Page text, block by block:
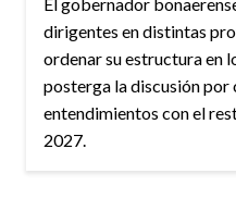
dirigentes en distintas
ordenar su estructura en
posterga la discusión por
entendimientos con el
2027.